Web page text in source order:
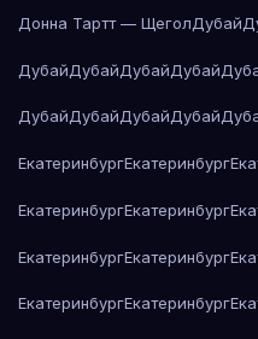
Донна Тартт — ЩеголДубай
ДубайДубайДубайДубай
ДубайДубайДубайДубай
ЕкатеринбургЕкатеринбург
ЕкатеринбургЕкатеринбург
ЕкатеринбургЕкатеринбург
ЕкатеринбургЕкатеринбург